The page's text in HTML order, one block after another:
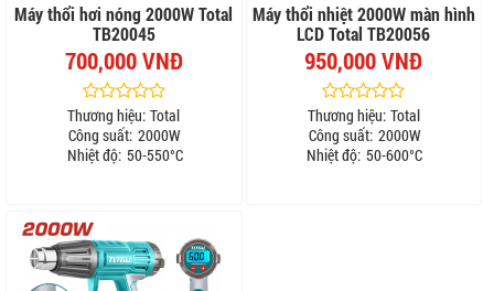
Máy thổi hơi nóng 2000W Total
TB20045
700,000 VNĐ
Thương hiệu: Total
Công suất: 2000W
Nhiệt độ: 50-550°C
Máy thổi nhiệt 2000W màn hình
LCD Total TB20056
950,000 VNĐ
Thương hiệu: Total
Công suất: 2000W
Nhiệt độ: 50-600°C